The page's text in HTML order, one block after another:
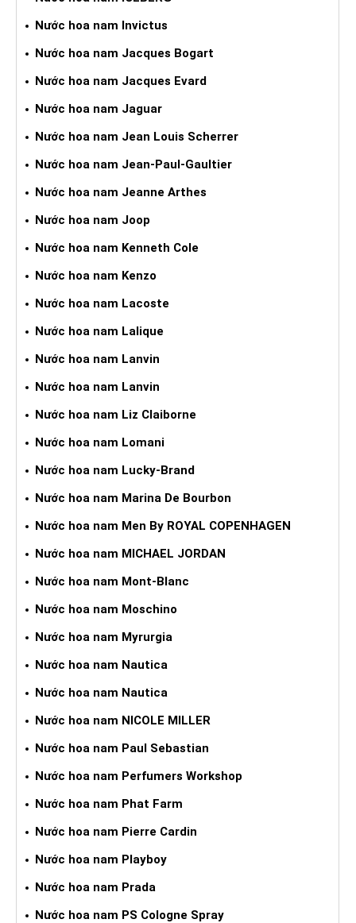
Nước hoa nam Invictus
Nước hoa nam Jacques Bogart
Nước hoa nam Jacques Evard
Nước hoa nam Jaguar
Nước hoa nam Jean Louis Scherrer
Nước hoa nam Jean-Paul-Gaultier
Nước hoa nam Jeanne Arthes
Nước hoa nam Joop
Nước hoa nam Kenneth Cole
Nước hoa nam Kenzo
Nước hoa nam Lacoste
Nước hoa nam Lalique
Nước hoa nam Lanvin
Nước hoa nam Lanvin
Nước hoa nam Liz Claiborne
Nước hoa nam Lomani
Nước hoa nam Lucky-Brand
Nước hoa nam Marina De Bourbon
Nước hoa nam Men By ROYAL COPENHAGEN
Nước hoa nam MICHAEL JORDAN
Nước hoa nam Mont-Blanc
Nước hoa nam Moschino
Nước hoa nam Myrurgia
Nước hoa nam Nautica
Nước hoa nam Nautica
Nước hoa nam NICOLE MILLER
Nước hoa nam Paul Sebastian
Nước hoa nam Perfumers Workshop
Nước hoa nam Phat Farm
Nước hoa nam Pierre Cardin
Nước hoa nam Playboy
Nước hoa nam Prada
Nước hoa nam PS Cologne Spray